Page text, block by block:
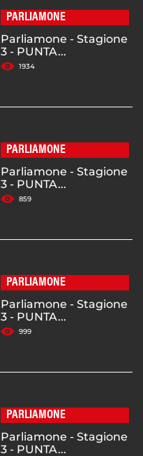
PARLIAMONE
Parliamone - Stagione
3 - PUNTA...
1934
PARLIAMONE
Parliamone - Stagione
3 - PUNTA...
859
PARLIAMONE
Parliamone - Stagione
3 - PUNTA...
999
PARLIAMONE
Parliamone - Stagione
3 - PUNTA...